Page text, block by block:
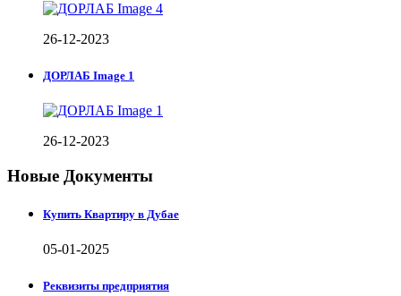
26-12-2023
ДОРЛАБ Image 1
26-12-2023
Новые Документы
Купить Квартиру в Дубае
05-01-2025
Реквизиты предприятия